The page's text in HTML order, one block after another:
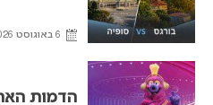
6 באוגוסט 2026